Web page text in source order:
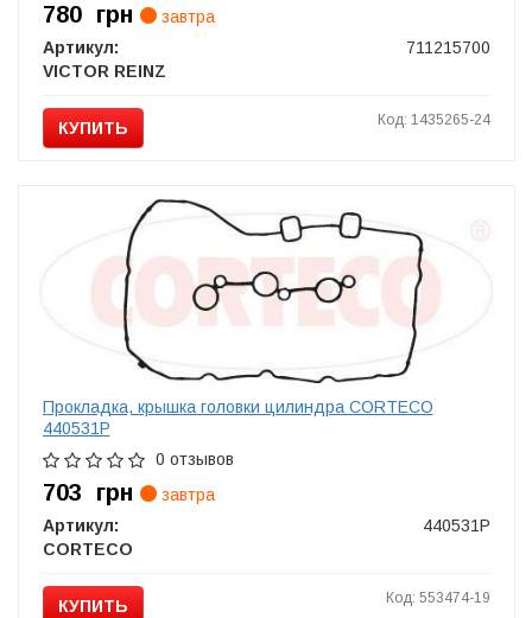
780 грн
завтра
Артикул:
711215700
VICTOR REINZ
КУПИТЬ Код: 1435265-24
Прокладка, крышка головки цилиндра CORTECO
440531P
0 отзывов
703 грн
завтра
Артикул:
440531P
CORTECO
КУПИТЬ Код: 553474-19